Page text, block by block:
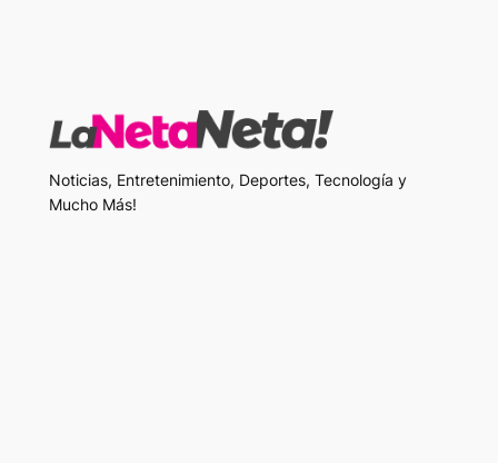
Noticias, Entretenimiento, Deportes, Tecnología y
Mucho Más!